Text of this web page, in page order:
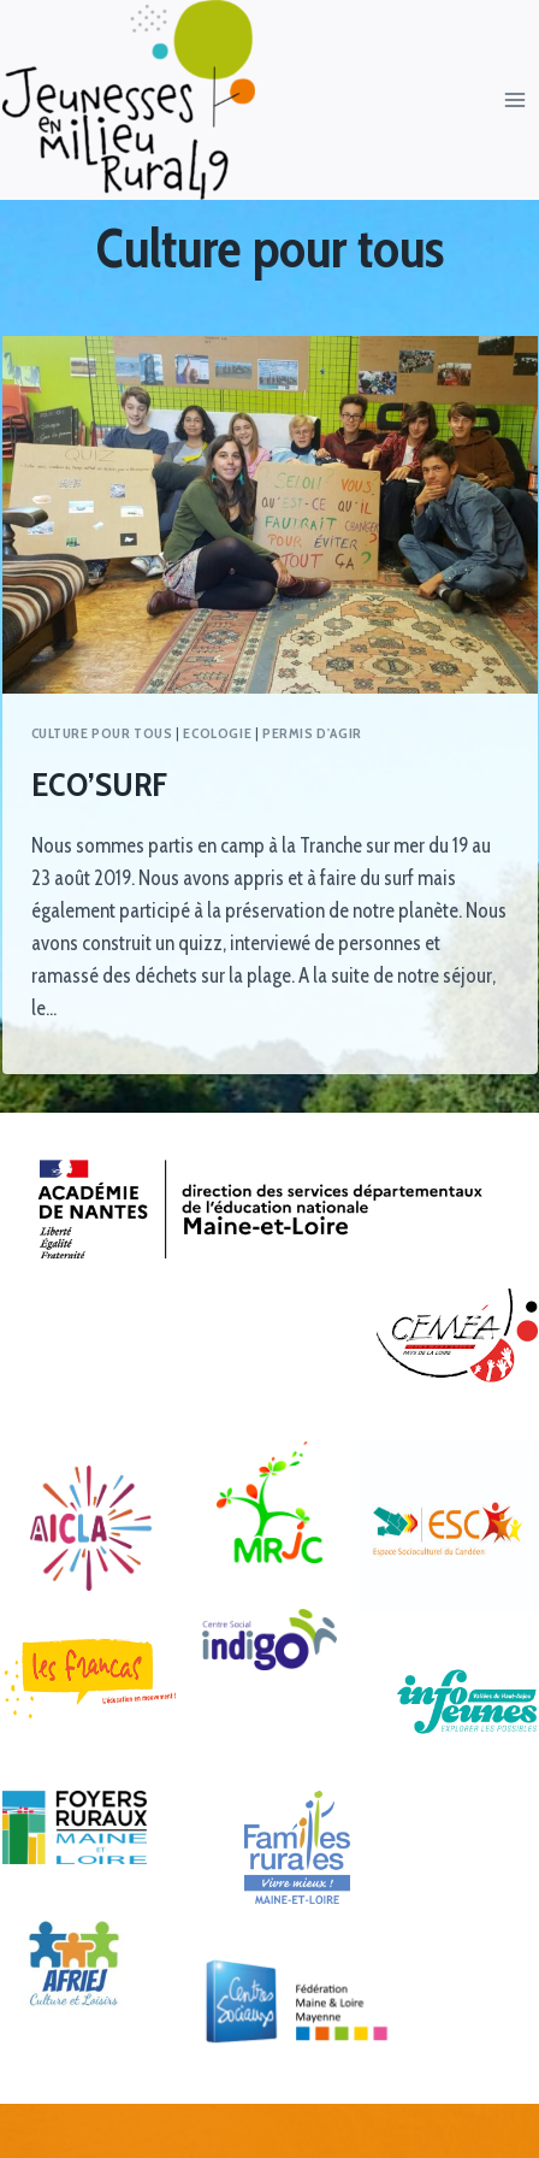
Culture pour tous
CULTURE POUR TOUS |ECOLOGIE | PERMIS D'AGIR
ECO’SURF
Nous sommes partis en camp à la Tranche sur mer du 19 au
23 août 2019. Nous avons appris et à faire du surf mais
également participé à la préservation de notre planète. Nous
avons construit un quizz, interviewé de personnes et
ramassé des déchets sur la plage. A la suite de notre séjour,
le…